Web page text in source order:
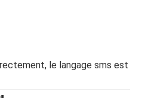
le langage sms est